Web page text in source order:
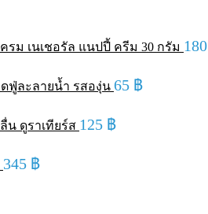
เครม เนเชอรัล แนปปี้ ครีม 30 กรัม 180
ดฟู่ละลายน้ำ รสองุ่น 65 ฿
น ดูราเทียร์ส 125 ฿
345 ฿